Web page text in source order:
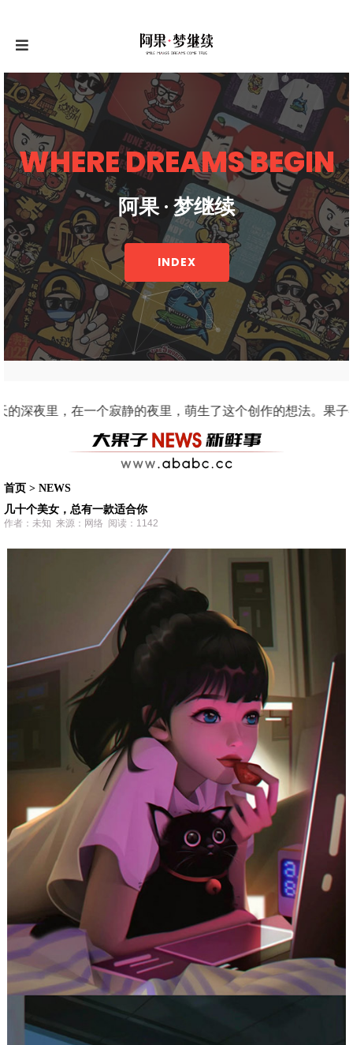
作的想法。果子有爱憎分明，光鲜炽热的内心和个
首页 > NEWS
几十个美女，总有一款适合你
作者：未知 来源：网络 阅读：1142